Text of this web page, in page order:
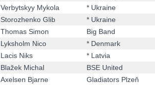
Verbytskyy Mykola
* Ukraine
Storozhenko Glib
* Ukraine
Thomas Simon
Big Band
Lyksholm Nico
* Denmark
Lacis Niks
* Latvia
Blažek Michal
BSE United
Axelsen Bjarne
Gladiators Plzeň